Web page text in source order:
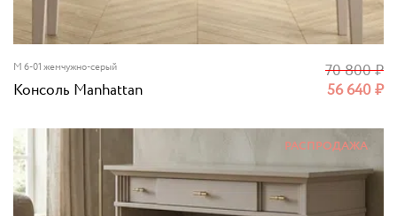
M 6-01 жемчужно-серый
Консоль Manhattan 56 640₽
70 800₽
РАСПРОДАЖА